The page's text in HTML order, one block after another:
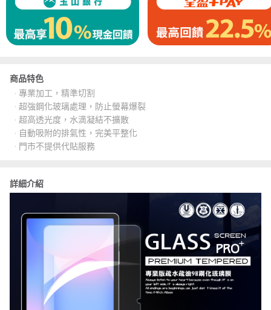
商品特色
‧ 專業加工，精準切割
‧ 超強鋼化玻璃處理，防止螢幕爆裂
‧ 超高透光度，水滴凝結不擴散
‧ 自動吸附的排氣性，完美平整化
‧ 門市不提供代貼服務
詳細介紹